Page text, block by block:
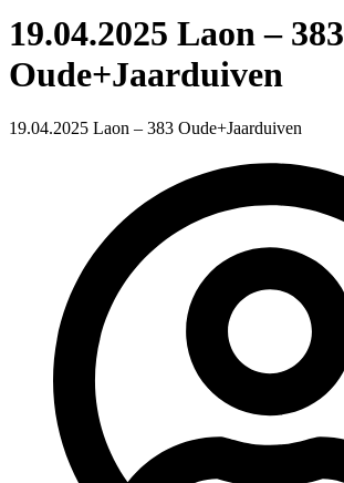
19.04.2025 Laon – 383
Oude+Jaarduiven
19.04.2025 Laon – 383 Oude+Jaarduiven